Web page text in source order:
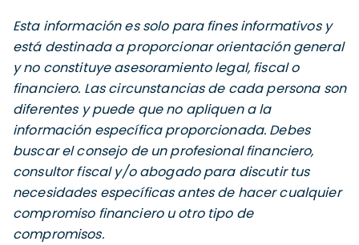
Esta información es solo para fines informativos y
está destinada a proporcionar orientación general
y no constituye asesoramiento legal, fiscal o
financiero. Las circunstancias de cada persona son
diferentes y puede que no apliquen a la
información específica proporcionada. Debes
buscar el consejo de un profesional financiero,
consultor fiscal y/o abogado para discutir tus
necesidades específicas antes de hacer cualquier
compromiso financiero u otro tipo de
compromisos.